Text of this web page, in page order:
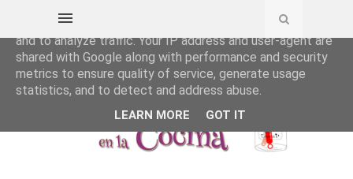
This site uses cookies from Google to deliver its services
and to analyze traffic. Your IP address and user-agent are
shared with Google along with performance and security
metrics to ensure quality of service, generate usage
statistics, and to detect and address abuse.
LEARN MORE GOT IT